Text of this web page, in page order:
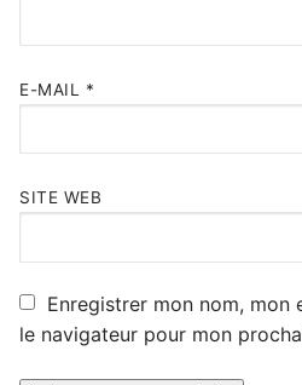
E-MAIL *
SITE WEB
Enregistrer mon nom, mon
le navigateur pour mon